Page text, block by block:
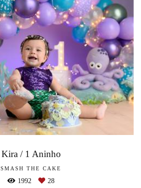
Kira / 1 Aninho
SMASH THE CAKE
1992 28